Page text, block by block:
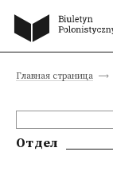
Главная страница
Отдел